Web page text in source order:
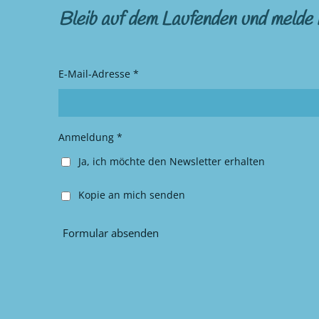
s
t
r
a
c
e
o
k
Bleib auf dem Laufenden und
E-Mail-Adresse *
Anmeldung *
Ja, ich möchte den Newsletter erhalten
Kopie an mich senden
Formular absenden